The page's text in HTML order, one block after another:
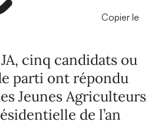
Copier le
cinq candidats ou
parti ont répondu
Jeunes Agriculteurs
de l’an